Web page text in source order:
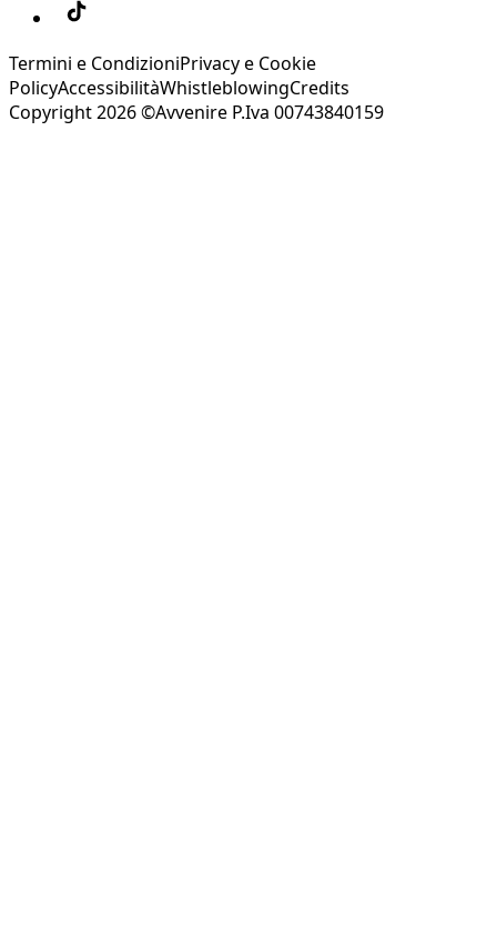
Termini e CondizioniPrivacy e Cookie
PolicyAccessibilitàWhistleblowingCredits
Copyright 2026 ©Avvenire P.Iva 00743840159